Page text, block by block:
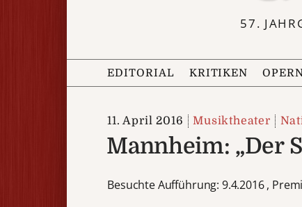
57.
EDITORIAL KRITIKEN
11. April 2016 Musiktheater
Mannheim: „Der
Besuchte Aufführung: 9.4.2016 ,